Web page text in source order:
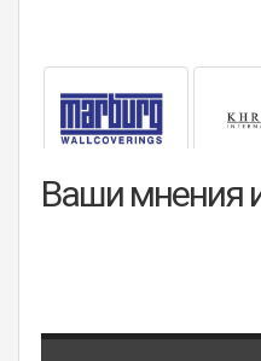
Ваши мнения